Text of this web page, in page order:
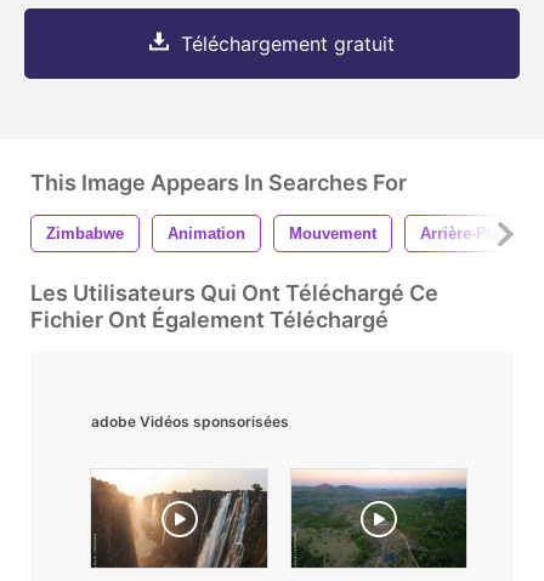
Téléchargement gratuit
This Image Appears In Searches For
Zimbabwe Animation Mouvement Arrière-Plans
Les Utilisateurs Qui Ont Téléchargé Ce
Fichier Ont Également Téléchargé
adobe Vidéos sponsorisées